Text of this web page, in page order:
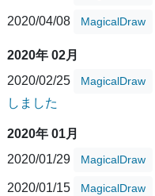
2020/04/08 MagicalDraw
2020年 02月
2020/02/25
MagicalDraw
しました
2020年 01月
2020/01/29
MagicalDraw
2020/01/15 MagicalDraw